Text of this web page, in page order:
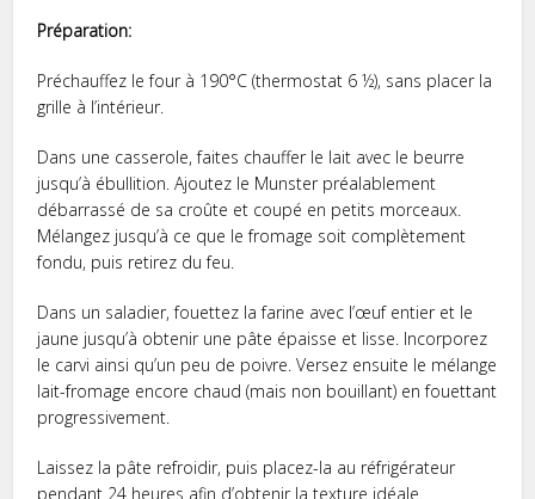
Préparation:
Préchauffez le four à 190°C (thermostat 6 ½), sans placer la
grille à l’intérieur.
Dans une casserole, faites chauffer le lait avec le beurre
jusqu’à ébullition. Ajoutez le Munster préalablement
débarrassé de sa croûte et coupé en petits morceaux.
Mélangez jusqu’à ce que le fromage soit complètement
fondu, puis retirez du feu.
Dans un saladier, fouettez la farine avec l’œuf entier et le
jaune jusqu’à obtenir une pâte épaisse et lisse. Incorporez
le carvi ainsi qu’un peu de poivre. Versez ensuite le mélange
lait-fromage encore chaud (mais non bouillant) en fouettant
progressivement.
Laissez la pâte refroidir, puis placez-la au réfrigérateur
pendant 24 heures afin d’obtenir la texture idéale.